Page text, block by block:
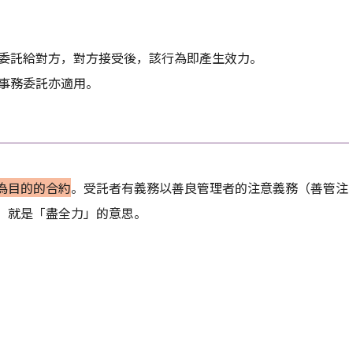
給對方，對方接受後，該行為即產生效力。
委託亦適用。
目的的合約。受託者有義務以善良管理者的注意義務（善管注
是「盡全力」的意思。